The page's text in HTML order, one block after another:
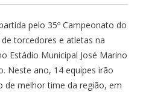
pelo 35º Campeonato do
torcedores e atletas na
Estádio Municipal José Marino
Neste ano, 14 equipes irão
melhor time da região, em